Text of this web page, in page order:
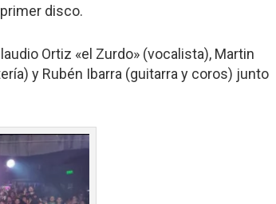
disco.
Ortiz «el Zurdo» (vocalista), Martin
y Rubén Ibarra (guitarra y coros) junto